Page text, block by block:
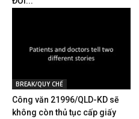
BREAK/QUY CHẾ
Công văn 21996/QLD-KD sẽ
không còn thủ tục cấp giấy